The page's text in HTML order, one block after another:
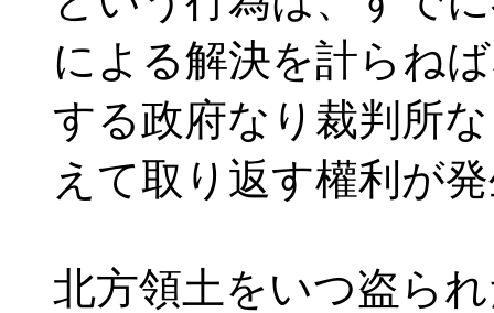
による解決を計らね
する政府なり裁判所
えて取り返す權利が
北方領土をいつ盗ら